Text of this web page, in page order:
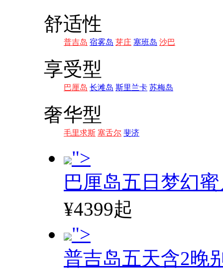
舒适性
普吉岛 宿雾岛 芽庄 塞班岛 沙巴
享受型
巴厘岛 长滩岛 斯里兰卡 苏梅岛
奢华型
毛里求斯 塞舌尔 斐济
">
巴厘岛五日梦幻
¥4399起
">
普吉岛五天含2晚